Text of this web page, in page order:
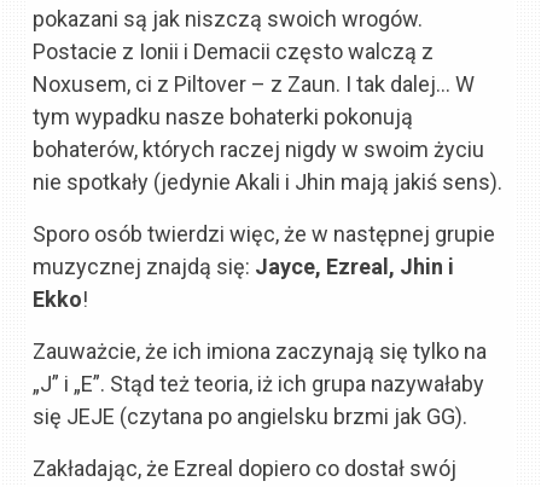
pokazani są jak niszczą swoich wrogów.
Postacie z Ionii i Demacii często walczą z
Noxusem, ci z Piltover – z Zaun. I tak dalej… W
tym wypadku nasze bohaterki pokonują
bohaterów, których raczej nigdy w swoim życiu
nie spotkały (jedynie Akali i Jhin mają jakiś sens).
Sporo osób twierdzi więc, że w następnej grupie
muzycznej znajdą się: Jayce, Ezreal, Jhin i
Ekko!
Zauważcie, że ich imiona zaczynają się tylko na
„J” i „E”. Stąd też teoria, iż ich grupa nazywałaby
się JEJE (czytana po angielsku brzmi jak GG).
Zakładając, że Ezreal dopiero co dostał swój